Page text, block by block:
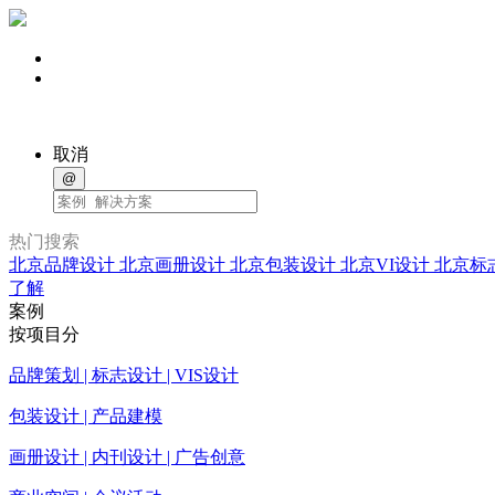
取消
@
热门搜索
北京品牌设计 北京画册设计 北京包装设计 北京VI设计 北京标
了解
案例
按项目分
品牌策划 | 标志设计 | VIS设计
包装设计 | 产品建模
画册设计 | 内刊设计 | 广告创意